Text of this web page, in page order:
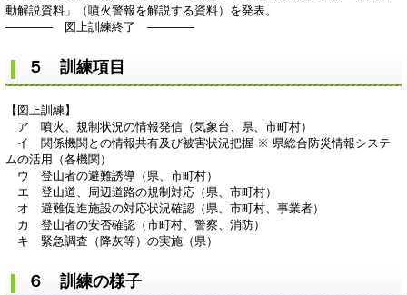
動解説資料」（噴火警報を解説する資料）を発表。
―――― 図上訓練終了 ――――
５ 訓練項目
【図上訓練】
ア 噴火、規制状況の情報発信（気象台、県、市町村）
イ 関係機関との情報共有及び被害状況把握 ※ 県総合防災情報システ
ムの活用（各機関）
ウ 登山者の避難誘導（県、市町村）
エ 登山道、周辺道路の規制対応（県、市町村）
オ 避難促進施設の対応状況確認（県、市町村、事業者）
カ 登山者の安否確認（市町村、警察、消防）
キ 緊急調査（降灰等）の実施（県）
６ 訓練の様子